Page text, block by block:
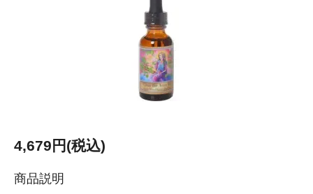
4,679円(税込)
商品説明